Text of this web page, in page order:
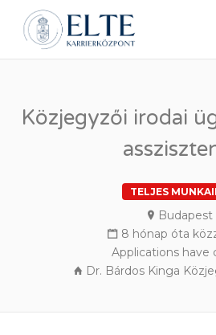
ELTE
Közjegyzői irodai
TELJES
Budapest
8 hónap óta
Applications have
Dr. Bárdos Kinga